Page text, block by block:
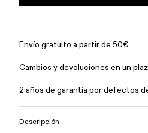
Envío gratuito a partir de 50€
Cambios y devoluciones en un
2 años de garantía por defectos
Descripción